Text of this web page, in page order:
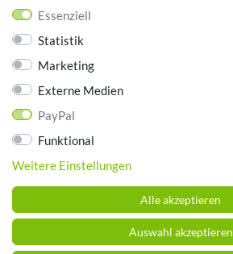
Datenschutz
AGB
Impressum
ZAHLUNGSARTEN
Essenziell
Statistik
Marketing
Externe Medien
PayPal
Funktional
Weitere Einstellungen
Alle akzeptieren
Auswahl akzeptieren